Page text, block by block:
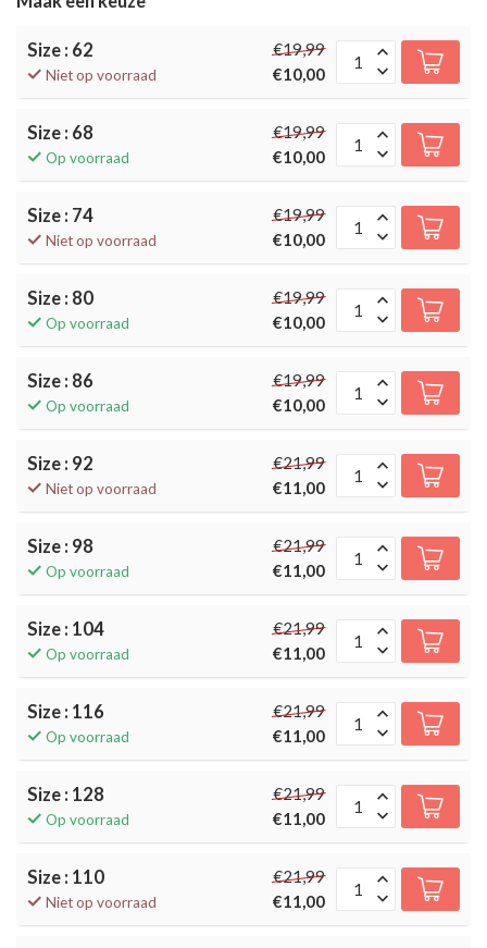
Size : 62
Niet op voorraad
€19,99
€10,00
Size : 68
Op voorraad
€19,99
€10,00
Size : 74
Niet op voorraad
€19,99
€10,00
Size : 80
Op voorraad
€19,99
€10,00
Size : 86
Op voorraad
€19,99
€10,00
Size : 92
Niet op voorraad
€21,99
€11,00
Size : 98
Op voorraad
€21,99
€11,00
Size : 104
Op voorraad
€21,99
€11,00
Size : 116
Op voorraad
€21,99
€11,00
Size : 128
Op voorraad
€21,99
€11,00
Size : 110
Niet op voorraad
€21,99
€11,00